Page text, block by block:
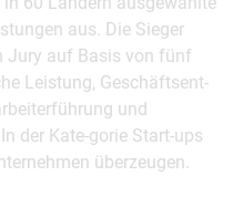
aus. Die Sieger
Jury auf Basis von fünf
Leistung, Geschäftsent-
und
der Kate-gorie Start-ups
überzeugen.